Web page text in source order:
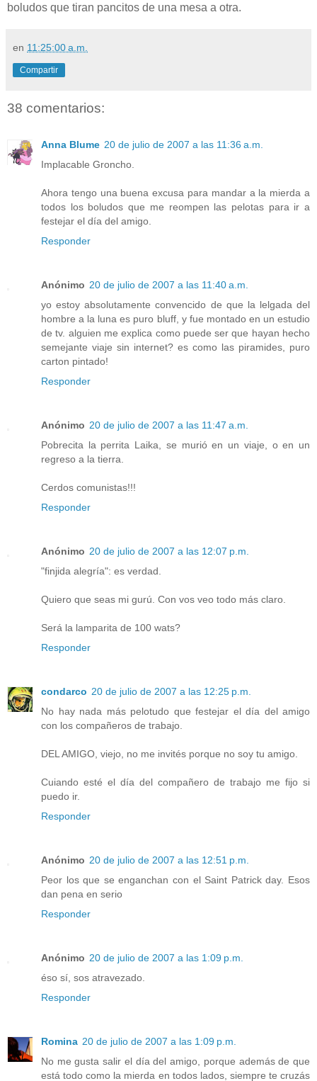
boludos que tiran pancitos de una mesa a otra.
en 11:25:00 a.m.
Compartir
38 comentarios:
Anna Blume 20 de julio de 2007 a las 11:36 a.m.
Implacable Groncho.
Ahora tengo una buena excusa para mandar a la mierda a
todos los boludos que me reompen las pelotas para ir a
festejar el día del amigo.
Responder
Anónimo 20 de julio de 2007 a las 11:40 a.m.
yo estoy absolutamente convencido de que la lelgada del
hombre a la luna es puro bluff, y fue montado en un estudio
de tv. alguien me explica como puede ser que hayan hecho
semejante viaje sin internet? es como las piramides, puro
carton pintado!
Responder
Anónimo 20 de julio de 2007 a las 11:47 a.m.
Pobrecita la perrita Laika, se murió en un viaje, o en un
regreso a la tierra.
Cerdos comunistas!!!
Responder
Anónimo 20 de julio de 2007 a las 12:07 p.m.
"finjida alegría": es verdad.
Quiero que seas mi gurú. Con vos veo todo más claro.
Será la lamparita de 100 wats?
Responder
condarco 20 de julio de 2007 a las 12:25 p.m.
No hay nada más pelotudo que festejar el día del amigo
con los compañeros de trabajo.
DEL AMIGO, viejo, no me invités porque no soy tu amigo.
Cuiando esté el día del compañero de trabajo me fijo si
puedo ir.
Responder
Anónimo 20 de julio de 2007 a las 12:51 p.m.
Peor los que se enganchan con el Saint Patrick day. Esos
dan pena en serio
Responder
Anónimo 20 de julio de 2007 a las 1:09 p.m.
éso sí, sos atravezado.
Responder
Romina 20 de julio de 2007 a las 1:09 p.m.
No me gusta salir el día del amigo, porque además de que
está todo como la mierda en todos lados, siempre te cruzás